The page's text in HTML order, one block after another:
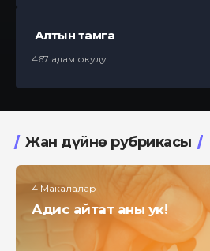
Алтын тамга
467 адам окуду
Жан дүйнө рубрикасы
4 Макалалар
Адис айтат аны ук!